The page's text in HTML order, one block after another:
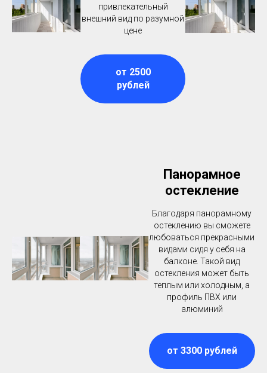
привлекательный
внешний вид по разумной
цене
от 2500
рублей
Панорамное
остекление
Благодаря панорамному
остеклению вы сможете
любоваться прекрасными
видами сидя у себя на
балконе. Такой вид
остекления может быть
теплым или холодным, а
профиль ПВХ или
алюминий
от 3300 рублей